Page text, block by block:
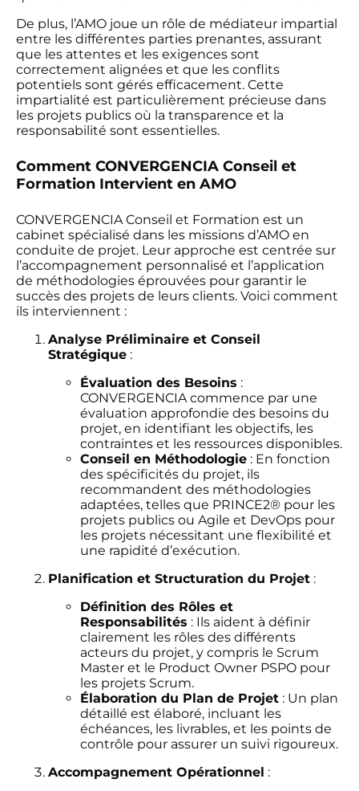
De plus, l’AMO joue un rôle de médiateur impartial
entre les différentes parties prenantes, assurant
que les attentes et les exigences sont
correctement alignées et que les conflits
potentiels sont gérés efficacement. Cette
impartialité est particulièrement précieuse dans
les projets publics où la transparence et la
responsabilité sont essentielles.
Comment CONVERGENCIA Conseil et
Formation Intervient en AMO
CONVERGENCIA Conseil et Formation est un
cabinet spécialisé dans les missions d’AMO en
conduite de projet. Leur approche est centrée sur
l’accompagnement personnalisé et l’application
de méthodologies éprouvées pour garantir le
succès des projets de leurs clients. Voici comment
ils interviennent :
Analyse Préliminaire et Conseil
Stratégique :
Évaluation des Besoins :
CONVERGENCIA commence par une
évaluation approfondie des besoins du
projet, en identifiant les objectifs, les
contraintes et les ressources disponibles.
Conseil en Méthodologie : En fonction
des spécificités du projet, ils
recommandent des méthodologies
adaptées, telles que PRINCE2® pour les
projets publics ou Agile et DevOps pour
les projets nécessitant une flexibilité et
une rapidité d’exécution.
Planification et Structuration du Projet :
Définition des Rôles et
Responsabilités : Ils aident à définir
clairement les rôles des différents
acteurs du projet, y compris le Scrum
Master et le Product Owner PSPO pour
les projets Scrum.
Élaboration du Plan de Projet : Un plan
détaillé est élaboré, incluant les
échéances, les livrables, et les points de
contrôle pour assurer un suivi rigoureux.
Accompagnement Opérationnel :